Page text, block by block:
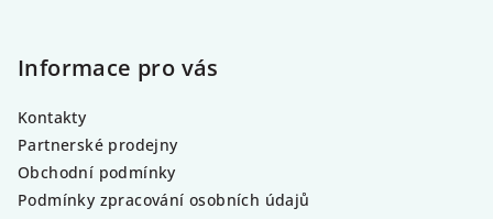
Informace pro vás
Kontakty
Partnerské prodejny
Obchodní podmínky
Podmínky zpracování osobních údajů